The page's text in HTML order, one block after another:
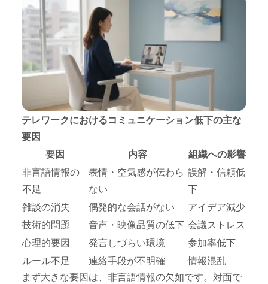
テレワークにおけるコミュニケーション低下の主な
要因
要因
内容
組織への影響
非言語情報の
不足
表情・空気感が伝わら
ない
誤解・信頼低
下
雑談の消失
偶発的な会話がない
アイデア減少
技術的問題
音声・映像品質の低下 会議ストレス
心理的要因
発言しづらい環境
参加率低下
ルール不足
連絡手段が不明確
情報混乱
まず大きな要因は、非言語情報の欠如です。対面で